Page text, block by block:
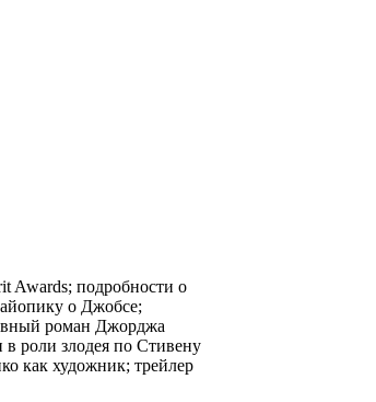
Awards; подробности о
о Джобсе;
роман Джорджа
роли злодея по Стивену
как художник; трейлер